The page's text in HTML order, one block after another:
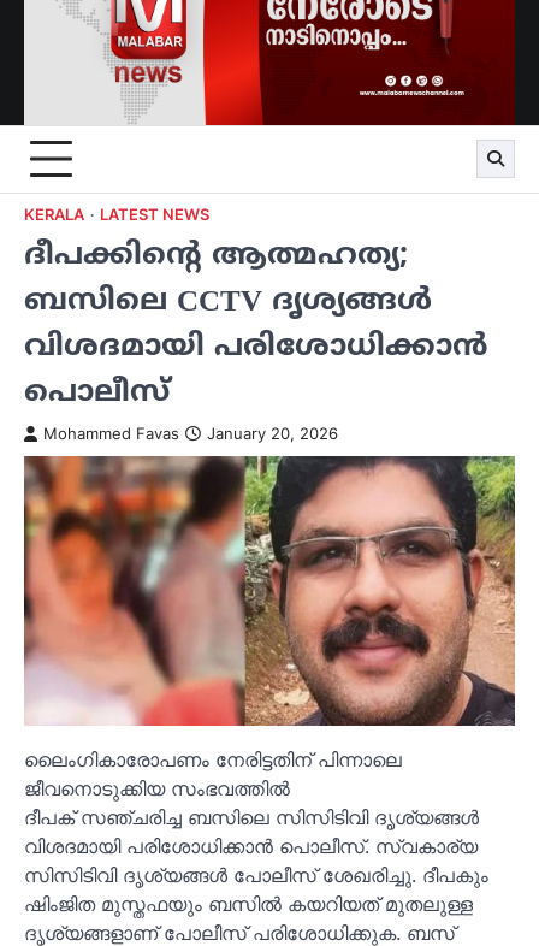
KERALA LATEST NEWS
ദീപക്കിന്‍റെ ആത്മഹത്യ;
ബസിലെ CCTV ദൃശ്യങ്ങള്‍
വിശദമായി പരിശോധിക്കാൻ
പൊലീസ്
Mohammed Favas January 20, 2026
ലൈംഗികാരോപണം നേരിട്ടതിന് പിന്നാലെ
ജീവനൊടുക്കിയ സംഭവത്തിൽ
ദീപക് സഞ്ചരിച്ച ബസിലെ സിസിടിവി ദൃശ്യങ്ങള്‍
വിശദമായി പരിശോധിക്കാൻ പൊലീസ്. സ്വകാര്യ
സിസിടിവി ദൃശ്യങ്ങൾ പോലീസ് ശേഖരിച്ചു. ദീപകും
ഷിംജിത മുസ്തഫയും ബസില്‍ കയറിയത് മുതലുള്ള
ദൃശ്യങ്ങളാണ് പോലീസ് പരിശോധിക്കുക. ബസ്